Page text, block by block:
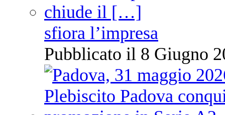
sfiora l’impresa
Pubblicato il 8 Giugno